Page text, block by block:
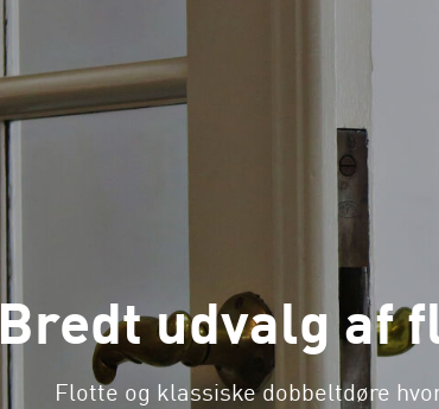
Bredt udvalg af
Flotte og klassiske dobbeltdøre